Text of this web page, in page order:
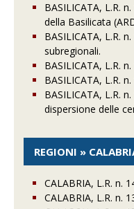
BASILICATA, L.R.
della Basilicata
BASILICATA, L.R.
subregionali.
BASILICATA, L.R.
BASILICATA, L.R.
BASILICATA, L.R.
dispersione delle
REGIONI »
CALABRIA, L.R. n.
CALABRIA, L.R. n.